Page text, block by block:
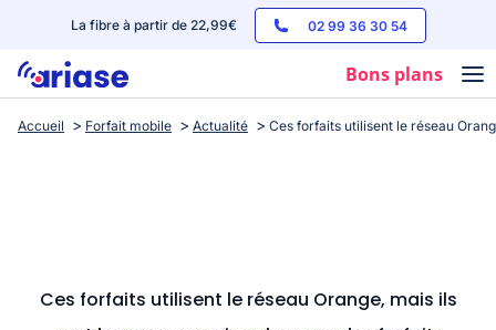
La fibre à partir de 22,99€ 02 99 36 30 54
Bons plans
Box internet
Streaming
Accueil Forfait mobile Actualité Ces forfaits utilisent le réseau
Ces forfaits utilisent le réseau Orange, mais ils